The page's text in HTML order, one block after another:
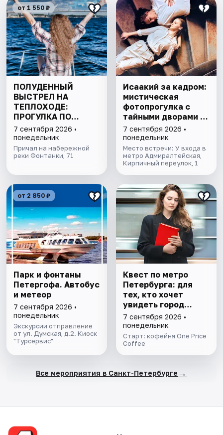
от 1 550 ₽
ПОЛУДЕННЫЙ
ВЫСТРЕЛ НА
ТЕПЛОХОДЕ:
ПРОГУЛКА ПО
КАНАЛАМ
ПЕТЕРБУРГА С
ДЕТЬМИ
7 сентября 2026 •
понедельник
Причал на набережной
реки Фонтанки, 71
Исаакий за кадром:
мистическая
фотопрогулка с
тайными дворами и
колоннадой
7 сентября 2026 •
понедельник
Место встречи: У входа в
метро Адмиралтейская,
Кирпичный переулок, 1
от 2 850 ₽
Парк и фонтаны
Петергофа. Автобус
и метеор
7 сентября 2026 •
понедельник
Экскурсии отправление
от ул. Думская, д.2. Киоск
"Турсервис"
Квест по метро
Петербурга: для
тех, кто хочет
увидеть город
иначе
7 сентября 2026 •
понедельник
Старт: кофейня One Price
Coffee
Все мероприятия в Санкт-Петербурге →